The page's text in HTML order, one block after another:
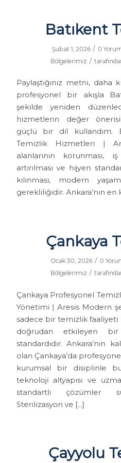
Batıkent
Şubat 1, 2026 / 0
Bölgelerimiz /
Paylaştığınız metni,
profesyonel bir akışla
şekilde yeniden
hizmetlerin değer
güçlü bir dil kullandım.
Temizlik Hizmetleri |
alanlarının korunması,
artırılması ve hijyen
kılınması, modern
gerekliliğidir. Ankara’nın en
Çankaya
Ocak 30, 2026 / 0
Bölgelerimiz /
Çankaya Profesyonel
Yönetimi | Aresis Modern
sadece bir temizlik faaliyeti
doğrudan etkileyen
standardıdır. Ankara’nın
olan Çankaya’da
kurumsal bir disiplinle
teknoloji altyapısı ve
standartlı çözümler
Sterilizasyon ve […]
Çayyolu